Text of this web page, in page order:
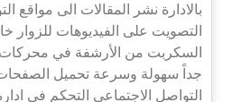
بالادارة نشر المقالات الى مواقع
السكربت من الأرشفة في
جداً سهولة وسرعة تحميل
التواصل الاجتماعى التحكم فى